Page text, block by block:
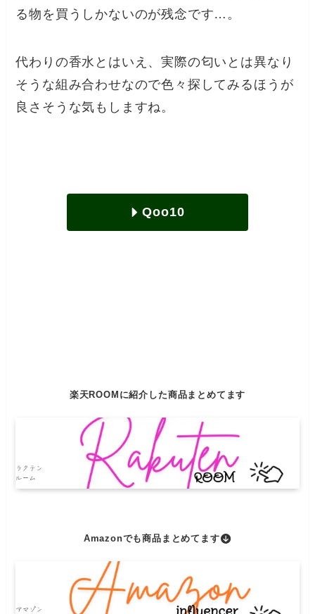
る物を買うしかないのが残念です…。
代わりの香水とはいえ、実際の匂いとは異なり
そうな組み合わせなので色々探してみるほうが
良さそうな気もしますね。
Qoo10
楽天ROOMに紹介した商品まとめてます
Amazonでも商品まとめてます